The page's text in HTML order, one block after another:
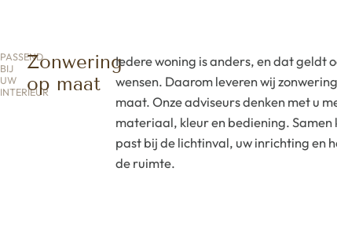
PASSEND
BIJ
UW
INTERIEUR
Zonwering
op maat
Iedere woning is anders, en dat geldt
wensen. Daarom leveren wij
maat. Onze adviseurs denken met u
materiaal, kleur en bediening. Samen
past bij de lichtinval, uw inrichting en
de ruimte.